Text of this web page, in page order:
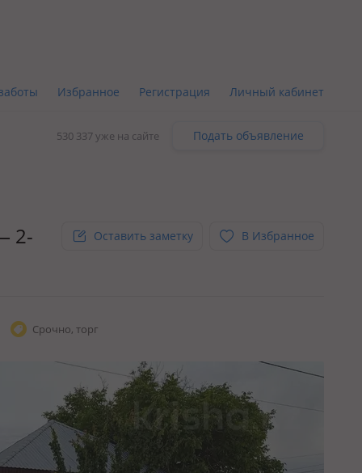
Избранное Регистрация Личный кабинет
530 337 уже на сайте Подать объявление
2-
Оставить заметку В Избранное
Срочно, торг